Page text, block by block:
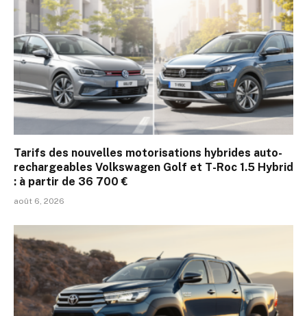
Tarifs des nouvelles motorisations hybrides auto-
rechargeables Volkswagen Golf et T-Roc 1.5 Hybrid
: à partir de 36 700 €
août 6, 2026